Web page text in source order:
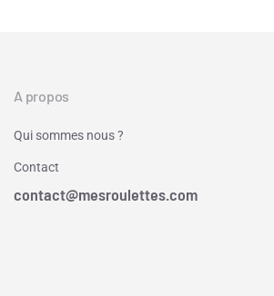
A propos
Qui sommes nous ?
Contact
contact@mesroulettes.com